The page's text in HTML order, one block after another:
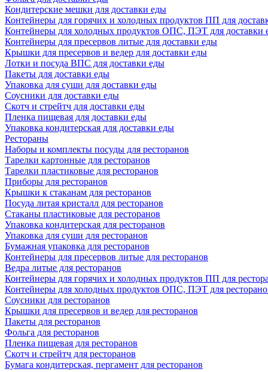
Кондитерские мешки для доставки еды
Контейнеры для горячих и холодных продуктов ПП для
Контейнеры для холодных продуктов ОПС, ПЭТ для доставки
Контейнеры для пресервов литые для доставки еды
Крышки для пресервов и ведер для доставки еды
Лотки и посуда ВПС для доставки еды
Пакеты для доставки еды
Упаковка для суши для доставки еды
Соусники для доставки еды
Скотч и стрейтч для доставки еды
Пленка пищевая для доставки еды
Упаковка кондитерская для доставки еды
Рестораны
Наборы и комплекты посуды для ресторанов
Тарелки картонные для ресторанов
Тарелки пластиковые для ресторанов
Приборы для ресторанов
Крышки к стаканам для ресторанов
Посуда литая кристалл для ресторанов
Стаканы пластиковые для ресторанов
Упаковка кондитерская для ресторанов
Упаковка для суши для ресторанов
Бумажная упаковка для ресторанов
Контейнеры для пресервов литые для ресторанов
Ведра литые для ресторанов
Контейнеры для горячих и холодных продуктов ПП для
Контейнеры для холодных продуктов ОПС, ПЭТ для
Соусники для ресторанов
Крышки для пресервов и ведер для ресторанов
Пакеты для ресторанов
Фольга для ресторанов
Пленка пищевая для ресторанов
Скотч и стрейтч для ресторанов
Бумага кондитерская, пергамент для ресторанов